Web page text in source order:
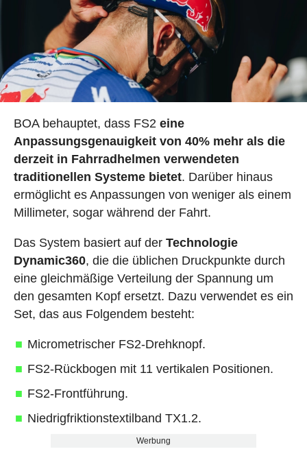
BOA behauptet, dass FS2 eine
Anpassungsgenauigkeit von 40% mehr als die
derzeit in Fahrradhelmen verwendeten
traditionellen Systeme bietet. Darüber hinaus
ermöglicht es Anpassungen von weniger als einem
Millimeter, sogar während der Fahrt.
Das System basiert auf derTechnologie
Dynamic360, die die üblichen Druckpunkte durch
eine gleichmäßige Verteilung der Spannung um
den gesamten Kopf ersetzt. Dazu verwendet es ein
Set, das aus Folgendem besteht:
Micrometrischer FS2-Drehknopf.
FS2-Rückbogen mit 11 vertikalen Positionen.
FS2-Frontführung.
Niedrigfriktionstextilband TX1.2.
Werbung